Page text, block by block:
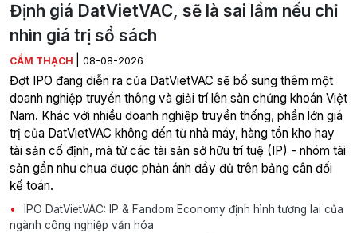
Định giá DatVietVAC, sẽ là sai lầm nếu chỉ
nhìn giá trị sổ sách
CẨM THẠCH 08-08-2026
Đợt IPO đang diễn ra của DatVietVAC sẽ bổ sung thêm một
doanh nghiệp truyền thông và giải trí lên sàn chứng khoán Việt
Nam. Khác với nhiều doanh nghiệp truyền thống, phần lớn giá
trị của DatVietVAC không đến từ nhà máy, hàng tồn kho hay
tài sản cố định, mà từ các tài sản sở hữu trí tuệ (IP) - nhóm tài
sản gần như chưa được phản ánh đầy đủ trên bảng cân đối
kế toán.
IPO DatVietVAC: IP & Fandom Economy định hình tương lai của
ngành công nghiệp văn hóa